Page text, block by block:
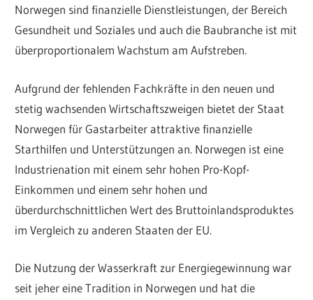
Norwegen sind finanzielle Dienstleistungen, der Bereich
Gesundheit und Soziales und auch die Baubranche ist mit
überproportionalem Wachstum am Aufstreben.
Aufgrund der fehlenden Fachkräfte in den neuen und
stetig wachsenden Wirtschaftszweigen bietet der Staat
Norwegen für Gastarbeiter attraktive finanzielle
Starthilfen und Unterstützungen an. Norwegen ist eine
Industrienation mit einem sehr hohen Pro-Kopf-
Einkommen und einem sehr hohen und
überdurchschnittlichen Wert des Bruttoinlandsproduktes
im Vergleich zu anderen Staaten der EU.
Die Nutzung der Wasserkraft zur Energiegewinnung war
seit jeher eine Tradition in Norwegen und hat die